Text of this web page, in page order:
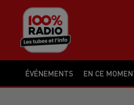
ÉVÉNEMENTS EN CE